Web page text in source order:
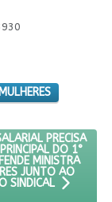
CIDA
“IGUALDADE
PRECISA
DO 1°
MINISTRA
JUNTO AO
SINDICAL